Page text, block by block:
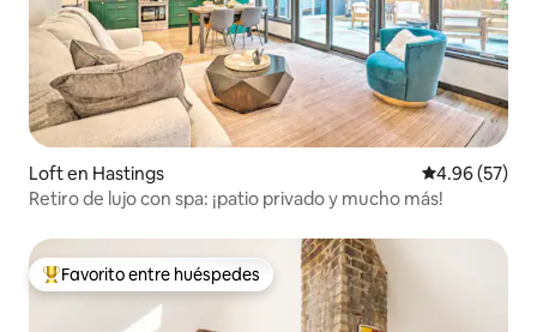
Loft en Hastings Calificación
4.96 (57)
Retiro de lujo con spa: ¡patio privado y mucho más!
De los mejores en Favorito entre huéspedes
Favorito entre huéspedes